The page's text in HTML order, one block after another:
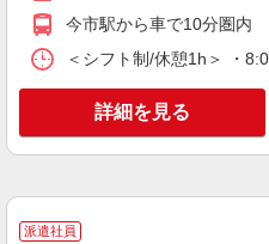
キープ
（株）ウィルオブ・ワークCW 宇
今市駅から車で10分圏内
＜シフト制/休憩1h＞ ・
詳細を見る
派遣社員